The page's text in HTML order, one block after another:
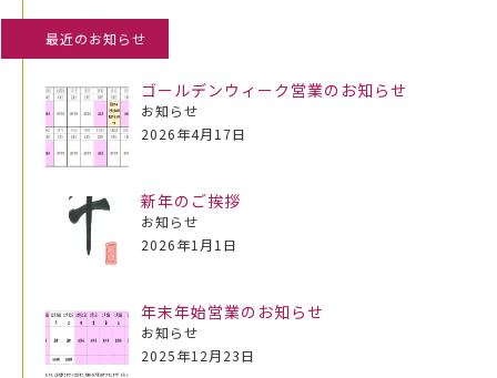
ナ
ビ
シ
最近のお知らせ
ゴールデンウィーク営業のお知らせ
お知らせ
2026年4月17日
新年のご挨拶
お知らせ
2026年1月1日
年末年始営業のお知らせ
お知らせ
2025年12月23日